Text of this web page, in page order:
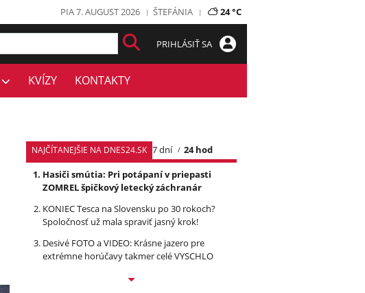
PIA 7. AUGUST 2026 ŠTEFÁNIA 24 °C
PRIHLÁSIŤ SA
KVÍZY KONTAKTY
NAJČÍTANEJŠIE NA DNES24.SK 7 dní
24 hod
Hasiči smútia: Pri potápaní v priepasti
ZOMREL špičkový letecký záchranár
KONIEC Tesca na Slovensku po 30 rokoch?
Spoločnosť už mala spraviť jasný krok!
Desivé FOTO a VIDEO: Krásne jazero pre
extrémne horúčavy takmer celé VYSCHLO